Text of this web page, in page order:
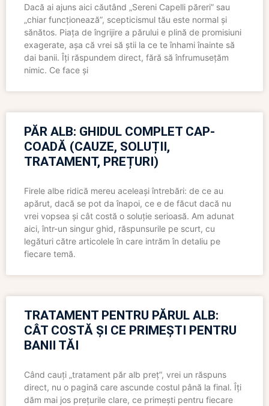
Dacă ai ajuns aici căutând „Sereni Capelli păreri” sau
„chiar funcționează”, scepticismul tău este normal și
sănătos. Piața de îngrijire a părului e plină de promisiuni
exagerate, așa că vrei să știi la ce te înhami înainte să
dai banii. Îți răspundem direct, fără să înfrumusețăm
nimic. Ce face și
PĂR ALB: GHIDUL COMPLET CAP-
COADĂ (CAUZE, SOLUȚII,
TRATAMENT, PREȚURI)
Firele albe ridică mereu aceleași întrebări: de ce au
apărut, dacă se pot da înapoi, ce e de făcut dacă nu
vrei vopsea și cât costă o soluție serioasă. Am adunat
aici, într-un singur ghid, răspunsurile pe scurt, cu
legături către articolele în care intrăm în detaliu pe
fiecare temă.
TRATAMENT PENTRU PĂRUL ALB:
CÂT COSTĂ ȘI CE PRIMEȘTI PENTRU
BANII TĂI
Când cauți „tratament păr alb preț”, vrei un răspuns
direct, nu o pagină care ascunde costul până la final. Îți
dăm mai jos prețurile clare, ce primești pentru fiecare